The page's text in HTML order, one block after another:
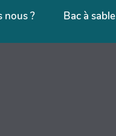
nous ? Bac à sable